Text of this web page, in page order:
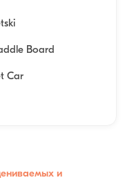
Board
Car
и